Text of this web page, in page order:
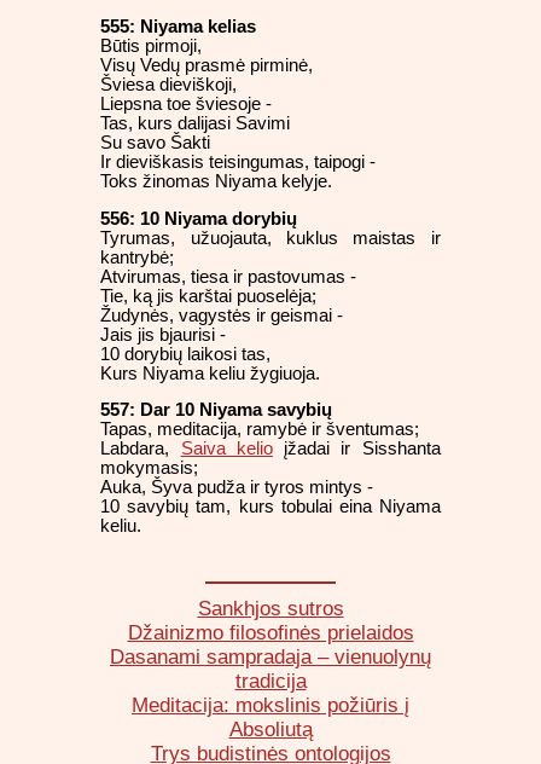
555: Niyama kelias
Būtis pirmoji,
Visų Vedų prasmė pirminė,
Šviesa dieviškoji,
Liepsna toe šviesoje -
Tas, kurs dalijasi Savimi
Su savo Šakti
Ir dieviškasis teisingumas, taipogi -
Toks žinomas Niyama kelyje.
556: 10 Niyama dorybių
Tyrumas, užuojauta, kuklus maistas ir
kantrybė;
Atvirumas, tiesa ir pastovumas -
Tie, ką jis karštai puoselėja;
Žudynės, vagystės ir geismai -
Jais jis bjaurisi -
10 dorybių laikosi tas,
Kurs Niyama keliu žygiuoja.
557: Dar 10 Niyama savybių
Tapas, meditacija, ramybė ir šventumas;
Labdara, Saiva kelioįžadai ir Sisshanta
mokymasis;
Auka, Šyva pudža ir tyros mintys -
10 savybių tam, kurs tobulai eina Niyama
keliu.
Sankhjos sutros
Džainizmo filosofinės prielaidos
Dasanami sampradaja – vienuolynų
tradicija
Meditacija: mokslinis požiūris į
Absoliutą
Trys budistinės ontologijos